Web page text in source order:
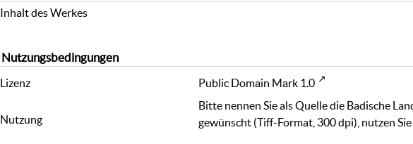
Inhalt des Werkes
Nutzungsbedingungen
Lizenz Public Domain Mark 1.0
Nutzung
Bitte nennen Sie als Quelle die Badische
gewünscht (Tiff-Format, 300 dpi), nutzen